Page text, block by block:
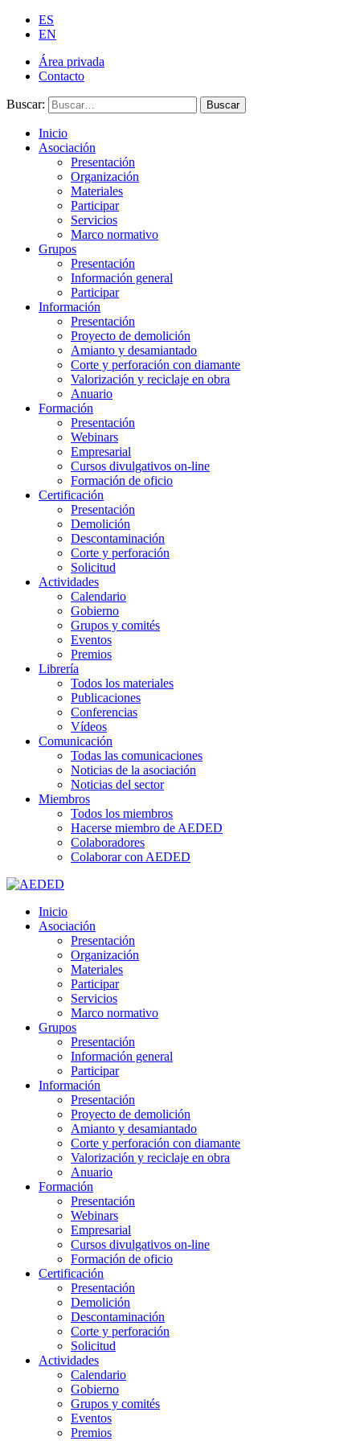
ES
EN
Área privada
Contacto
Buscar: Buscar
Inicio
Asociación
Presentación
Organización
Materiales
Participar
Servicios
Marco normativo
Grupos
Presentación
Información general
Participar
Información
Presentación
Proyecto de demolición
Amianto y desamiantado
Corte y perforación con diamante
Valorización y reciclaje en obra
Anuario
Formación
Presentación
Webinars
Empresarial
Cursos divulgativos on-line
Formación de oficio
Certificación
Presentación
Demolición
Descontaminación
Corte y perforación
Solicitud
Actividades
Calendario
Gobierno
Grupos y comités
Eventos
Premios
Librería
Todos los materiales
Publicaciones
Conferencias
Vídeos
Comunicación
Todas las comunicaciones
Noticias de la asociación
Noticias del sector
Miembros
Todos los miembros
Hacerse miembro de AEDED
Colaboradores
Colaborar con AEDED
Inicio
Asociación
Presentación
Organización
Materiales
Participar
Servicios
Marco normativo
Grupos
Presentación
Información general
Participar
Información
Presentación
Proyecto de demolición
Amianto y desamiantado
Corte y perforación con diamante
Valorización y reciclaje en obra
Anuario
Formación
Presentación
Webinars
Empresarial
Cursos divulgativos on-line
Formación de oficio
Certificación
Presentación
Demolición
Descontaminación
Corte y perforación
Solicitud
Actividades
Calendario
Gobierno
Grupos y comités
Eventos
Premios